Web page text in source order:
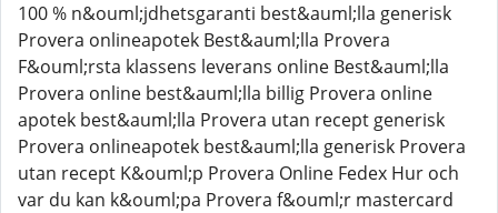
100 % n&ouml;jdhetsgaranti best&auml;lla generisk
Provera onlineapotek Best&auml;lla Provera
F&ouml;rsta klassens leverans online Best&auml;lla
Provera online best&auml;lla billig Provera online
apotek best&auml;lla Provera utan recept generisk
Provera onlineapotek best&auml;lla generisk Provera
utan recept K&ouml;p Provera Online Fedex Hur och
var du kan k&ouml;pa Provera f&ouml;r mastercard